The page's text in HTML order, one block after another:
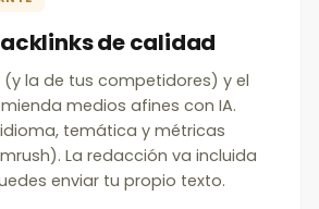
de calidad
(y la de tus competidores) y el
medios afines con IA.
temática y métricas
La redacción va incluida
enviar tu propio texto.